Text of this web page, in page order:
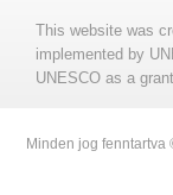
This website was
implemented by
UNESCO as a
Minden jog fenntartva